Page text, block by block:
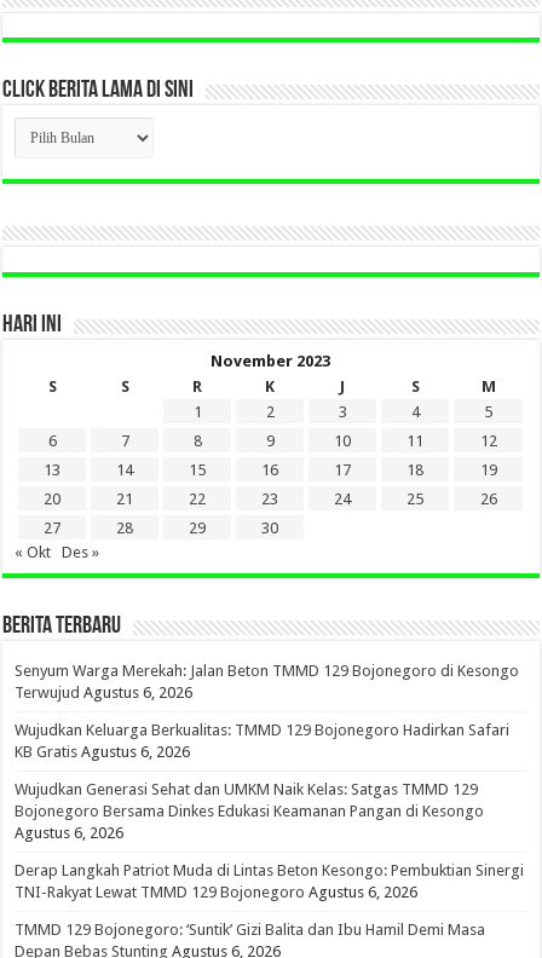
CLICK BERITA LAMA DI SINI
CLICK
BERITA
LAMA
DI
HARI INI
November 2023
S
S R K J S
M
1
2 3 4
5
6
7 8 9 10 11
12
13
14 15 16 17 18
19
20
21 22 23 24 25
26
27
28 29
30
« Okt
Des »
BERITA TERBARU
Senyum Warga Merekah: Jalan Beton TMMD 129 Bojonegoro di Kesongo
Terwujud Agustus 6, 2026
Wujudkan Keluarga Berkualitas: TMMD 129 Bojonegoro Hadirkan Safari
KB Gratis Agustus 6, 2026
Wujudkan Generasi Sehat dan UMKM Naik Kelas: Satgas TMMD 129
Bojonegoro Bersama Dinkes Edukasi Keamanan Pangan di Kesongo
Agustus 6, 2026
Derap Langkah Patriot Muda di Lintas Beton Kesongo: Pembuktian Sinergi
TNI-Rakyat Lewat TMMD 129 Bojonegoro Agustus 6, 2026
TMMD 129 Bojonegoro: ‘Suntik’ Gizi Balita dan Ibu Hamil Demi Masa
Depan Bebas Stunting Agustus 6, 2026